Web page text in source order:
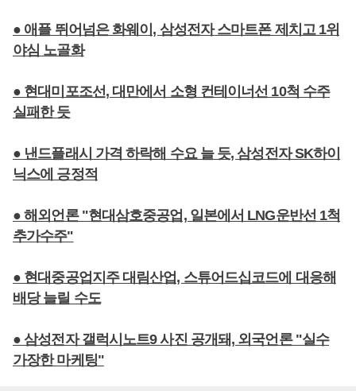
● 애플 뛰어넘은 화웨이, 삼성전자 스마트폰 제치고 1위
야심 노골화
● 현대미포조선, 대만에서 소형 컨테이너선 10척 수주
실패한 듯
● 낸드플래시 가격 하락해 수요 늘 듯, 삼성전자 SK하이
닉스에 긍정적
● 해외언론 "현대삼호중공업, 일본에서 LNG운반선 1척
추가수주"
● 현대중공업지주 대림산업, 스튜어드십코드에 대응해
배당 늘릴 수도
● 삼성전자 갤럭시노트9 사진 공개돼, 외국언론 "실수
가장한 마케팅"